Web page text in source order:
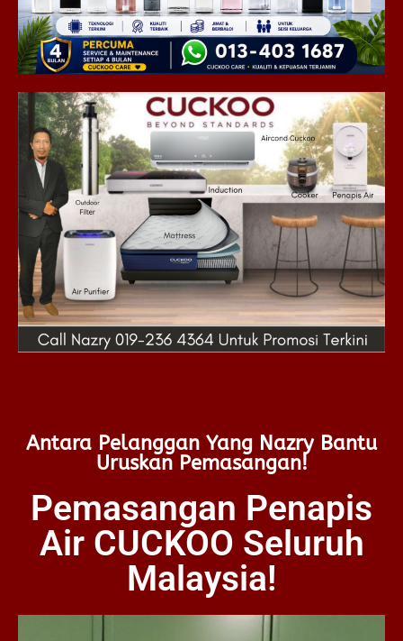
Antara Pelanggan Yang Nazry Bantu
Uruskan Pemasangan!
Pemasangan Penapis
Air CUCKOO Seluruh
Malaysia!